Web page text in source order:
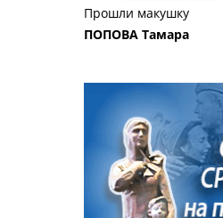
Прошли макушку
ПОПОВА Тамара